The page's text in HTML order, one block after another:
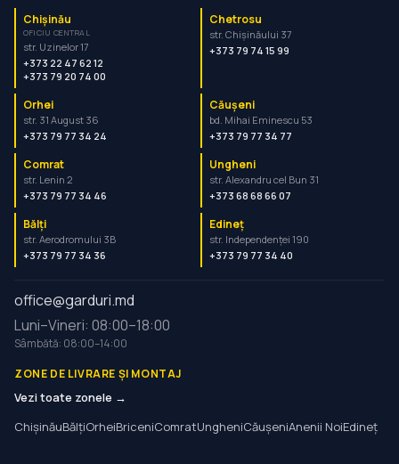
Chișinău
OFICIU CENTRAL
str. Uzinelor 17
+373 22 47 62 12
+373 79 20 74 00
Chetrosu
str. Chișinăului 37
+373 79 74 15 99
Orhei
str. 31 August 36
+373 79 77 34 24
Căușeni
bd. Mihai Eminescu 53
+373 79 77 34 77
Comrat
str. Lenin 2
+373 79 77 34 46
Ungheni
str. Alexandru cel Bun 31
+373 68 68 66 07
Bălți
str. Aerodromului 3B
+373 79 77 34 36
Edineț
str. Independenței 190
+373 79 77 34 40
office@garduri.md
Luni–Vineri: 08:00–18:00
Sâmbătă: 08:00–14:00
ZONE DE LIVRARE ȘI MONTAJ
Vezi toate zonele →
ChișinăuBălțiOrheiBriceniComratUngheniCăușeniAnenii NoiEdineț